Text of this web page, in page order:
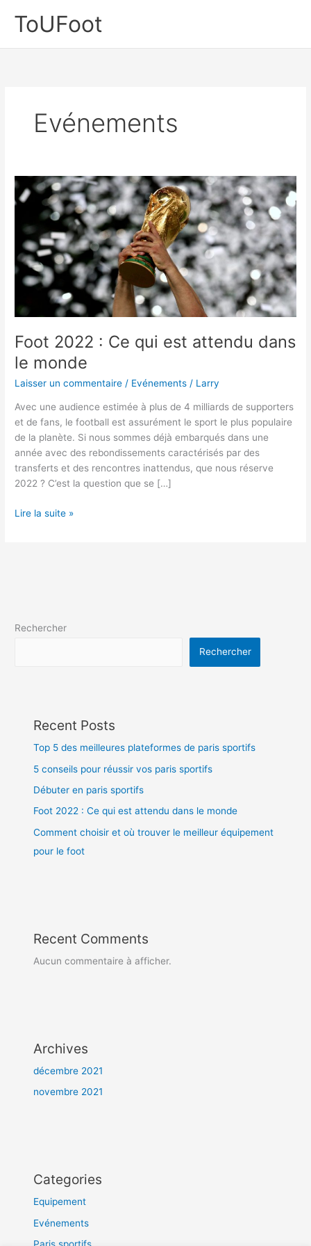
ToUFoot
Evénements
Foot 2022 : Ce qui est attendu dans
le monde
Laisser un commentaire / Evénements / Larry
Avec une audience estimée à plus de 4 milliards de supporters
et de fans, le football est assurément le sport le plus populaire
de la planète. Si nous sommes déjà embarqués dans une
année avec des rebondissements caractérisés par des
transferts et des rencontres inattendus, que nous réserve
2022 ? C’est la question que se […]
Foot
le
Lire la suite »
Rechercher
Rechercher
Recent Posts
Top 5 des meilleures plateformes de paris sportifs
5 conseils pour réussir vos paris sportifs
Débuter en paris sportifs
Foot 2022 : Ce qui est attendu dans le monde
Comment choisir et où trouver le meilleur équipement
pour le foot
Recent Comments
Aucun commentaire à afficher.
Archives
décembre 2021
novembre 2021
Categories
Equipement
Evénements